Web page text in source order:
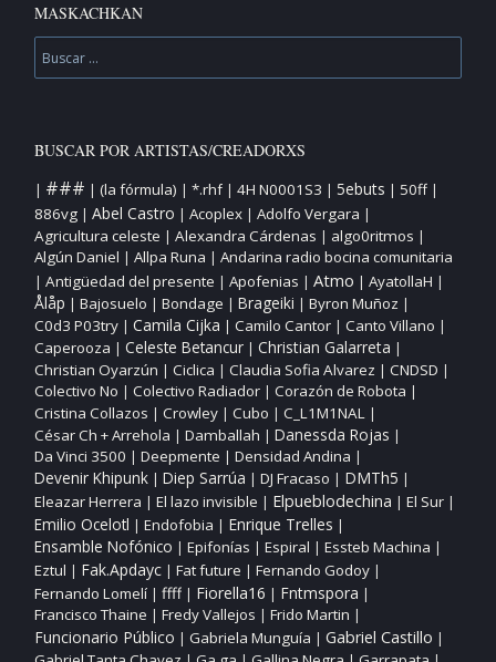
MASKACHKAN
Buscar
BUSCAR POR ARTISTAS/CREADORXS
| ### | (la fórmula) | *.rhf| 4H N0001S3 | 5ebuts | 50ff|
886vg| Abel Castro | Acoplex| Adolfo Vergara |
Agricultura celeste | Alexandra Cárdenas | algo0ritmos |
Algún Daniel | Allpa Runa | Andarina radio bocina comunitaria
| Antigüedad del presente | Apofenias | Atmo | AyatollaH |
Ålåp | Bajosuelo | Bondage | Brageiki | Byron Muñoz |
C0d3 P03try| Camila Cijka | Camilo Cantor| Canto Villano |
Caperooza | Celeste Betancur| Christian Galarreta |
Christian Oyarzún | Ciclica | Claudia Sofia Alvarez | CNDSD |
Colectivo No | Colectivo Radiador| Corazón de Robota |
Cristina Collazos | Crowley| Cubo | C_L1M1NAL |
César Ch + Arrehola | Damballah | Danessda Rojas |
Da Vinci 3500 | Deepmente | Densidad Andina |
Devenir Khipunk| Diep Sarrúa | DJ Fracaso | DMTh5 |
Eleazar Herrera | El lazo invisible | Elpueblodechina | El Sur|
Emilio Ocelotl | Endofobia | Enrique Trelles |
Ensamble Nofónico | Epifonías | Espiral | Essteb Machina |
Eztul | Fak.Apdayc| Fat future | Fernando Godoy|
Fernando Lomelí| ffff| Fiorella16 | Fntmspora |
Francisco Thaine | Fredy Vallejos | Frido Martin |
Funcionario Público | Gabriela Munguía | Gabriel Castillo |